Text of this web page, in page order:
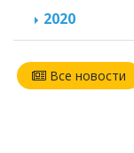
2020
Все новости